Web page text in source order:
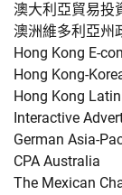
澳大利亞貿易投
澳洲維多利亞州
Hong Kong E-
Hong Kong-
Hong Kong
Interactive
German Asia-
CPA Australia
The Mexican